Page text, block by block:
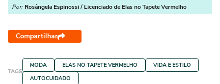
Por: Rosângela Espinossi / Licenciado de Elas no Tapete Vermelho
Compartilhar
TAGS
MODA ELAS NO TAPETE VERMELHO
VIDA E ESTILO
AUTOCUIDADO